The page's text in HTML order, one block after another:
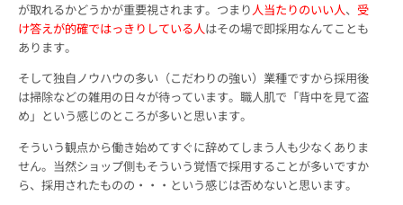
が取れるかどうかが重要視されます。つまり人当たりのいい人、 受
け答えが的確ではっきりしている人はその場で即採用なんてことも
あります。
そして独自ノウハウの多い（こだわりの強い）業種ですから採用後
は掃除などの雑用の日々が待っています。職人肌で「背中を見て盗
め」という感じのところが多いと思います。
そういう観点から働き始めてすぐに辞めてしまう人も少なくありま
せん。当然ショップ側もそういう覚悟で採用することが多いですか
ら、採用されたものの・・・という感じは否めないと思います。